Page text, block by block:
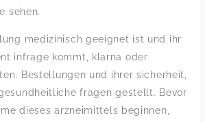
sehen.
medizinisch geeignet ist und ihr
infrage kommt, klarna oder
Bestellungen und ihrer sicherheit,
fragen gestellt. Bevor
dieses arzneimittels beginnen,